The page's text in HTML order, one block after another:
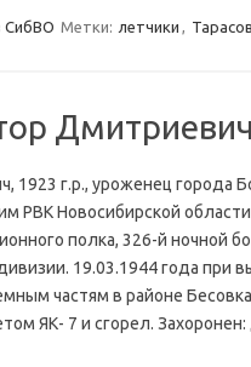
СибВО Метки: летчики ,
г.р., уроженец города
РВК Новосибирской
полка, 326-й ночной
19.03.1944 года при
частям в районе
ЯК- 7 и сгорел.